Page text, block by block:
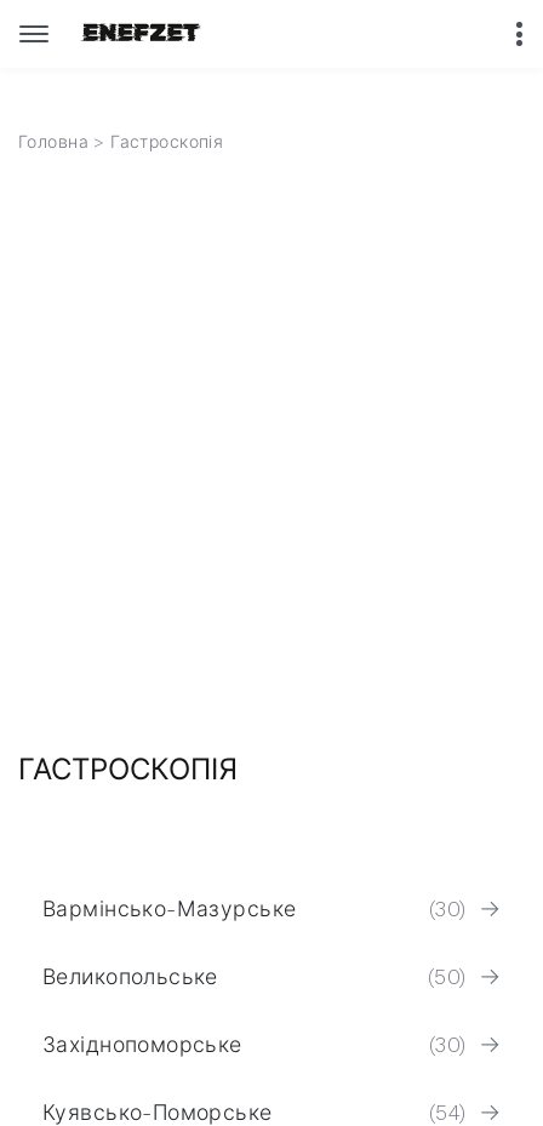
Головна > Гастроскопія
ГАСТРОСКОПІЯ
Вармінсько-Мазурське (30)
Великопольське (50)
Західнопоморське (30)
Куявсько-Поморське (54)